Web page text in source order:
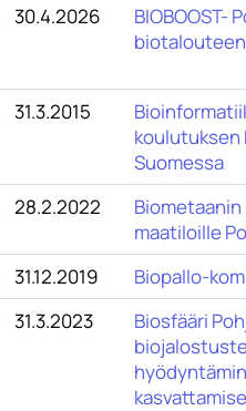
30.4.2026
BIOBOOST-
31.3.2015
Suomessa
28.2.2022
maatiloille
31.12.2019
Biopallo-
31.3.2023
Biosfääri